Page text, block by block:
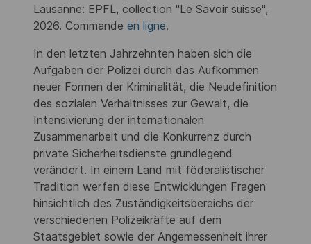
Lausanne: EPFL, collection "Le Savoir suisse",
2026. Commande en ligne.
In den letzten Jahrzehnten haben sich die
Aufgaben der Polizei durch das Aufkommen
neuer Formen der Kriminalität, die Neudefinition
des sozialen Verhältnisses zur Gewalt, die
Intensivierung der internationalen
Zusammenarbeit und die Konkurrenz durch
private Sicherheitsdienste grundlegend
verändert. In einem Land mit föderalistischer
Tradition werfen diese Entwicklungen Fragen
hinsichtlich des Zuständigkeitsbereichs der
verschiedenen Polizeikräfte auf dem
Staatsgebiet sowie der Angemessenheit ihrer